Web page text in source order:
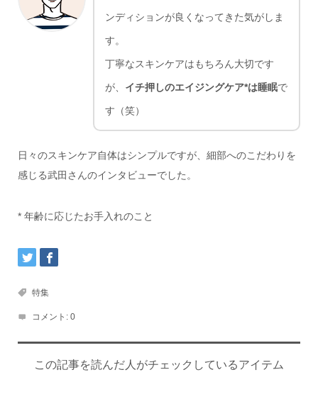
ンディションが良くなってきた気がしま
す。
丁寧なスキンケアはもちろん大切です
が、 イチ押しのエイジングケア*は睡眠で
す（笑）
日々のスキンケア自体はシンプルですが、細部へのこだわりを
感じる武田さんのインタビューでした。
* 年齢に応じたお手入れのこと
特集
コメント: 0
この記事を読んだ人がチェックしているアイテム